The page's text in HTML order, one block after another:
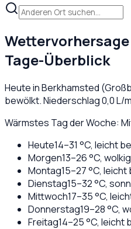
Wettervorhersage
Tage-Überblick
Heute inBerkhamsted (
bewölkt. Niederschlag0,0L/
Wärmstes Tag der Woche:
Heute14–31 °C, leicht
Morgen13–26°C, wolkig
Montag15–27°C, leicht
Dienstag15–32°C,
Mittwoch17–35°C,
Donnerstag19–28°C,
Freitag14–25°C, leicht